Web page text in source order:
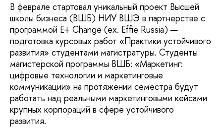
В феврале стартовал уникальный проект Высшей
школы бизнеса (ВШБ) НИУ ВШЭ в партнерстве с
программой E+ Change (ех. Effie Russia) —
подготовка курсовых работ «Практики устойчивого
развития» студентами магистратуры. Студенты
магистерской программы ВШБ: «Маркетинг:
цифровые технологии и маркетинговые
коммуникации» на протяжении семестра будут
работать над реальными маркетинговыми кейсами
крупных корпораций в сфере устойчивого
развития.